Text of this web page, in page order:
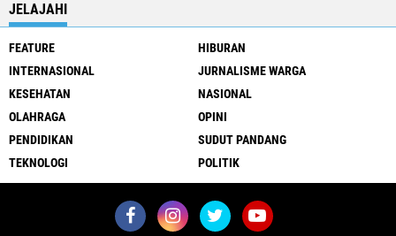
JELAJAHI
FEATURE
HIBURAN
INTERNASIONAL
JURNALISME WARGA
KESEHATAN
NASIONAL
OLAHRAGA
OPINI
PENDIDIKAN
SUDUT PANDANG
TEKNOLOGI
POLITIK